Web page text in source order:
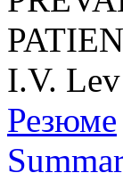
I.V. Lev
Резюме